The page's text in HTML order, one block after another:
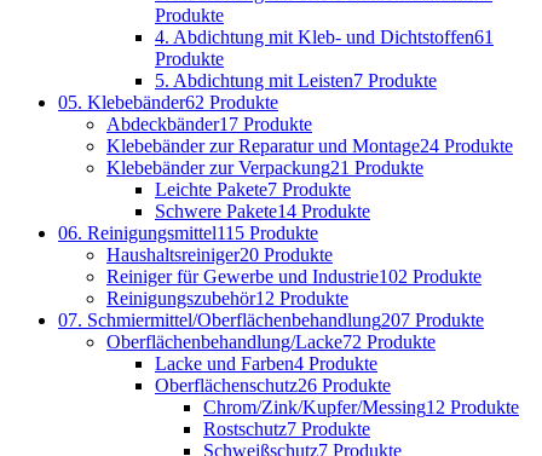
Produkte
4. Abdichtung mit Kleb- und Dichtstoffen61
Produkte
5. Abdichtung mit Leisten7 Produkte
05. Klebebänder62 Produkte
Abdeckbänder17 Produkte
Klebebänder zur Reparatur und Montage24 Produkte
Klebebänder zur Verpackung21 Produkte
Leichte Pakete7 Produkte
Schwere Pakete14 Produkte
06. Reinigungsmittel115 Produkte
Haushaltsreiniger20 Produkte
Reiniger für Gewerbe und Industrie102 Produkte
Reinigungszubehör12 Produkte
07. Schmiermittel/Oberflächenbehandlung207 Produkte
Oberflächenbehandlung/Lacke72 Produkte
Lacke und Farben4 Produkte
Oberflächenschutz26 Produkte
Chrom/Zink/Kupfer/Messing12 Produkte
Rostschutz7 Produkte
Schweißschutz7 Produkte